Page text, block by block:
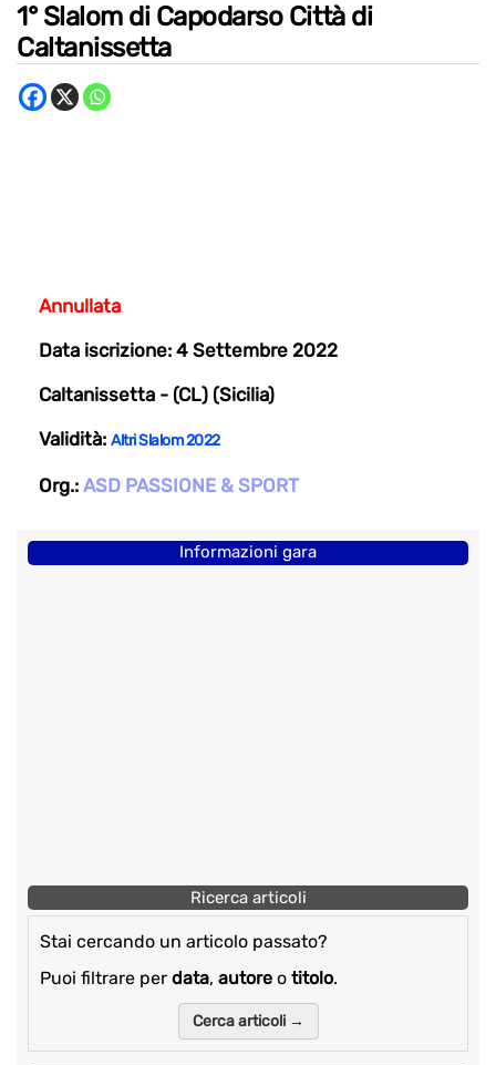
1° Slalom di Capodarso Città di
Caltanissetta
Annullata
Data iscrizione: 4 Settembre 2022
Caltanissetta - (CL) (Sicilia)
Validità: Altri Slalom 2022
Org.: ASD PASSIONE & SPORT
Informazioni gara
Ricerca articoli
Stai cercando un articolo passato?
Puoi filtrare per data, autore o titolo.
Cerca articoli →